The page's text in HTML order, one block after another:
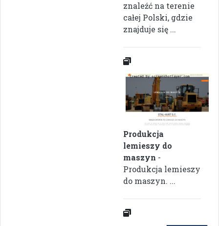
znaleźć na terenie
całej Polski, gdzie
znajduje się ...
Produkcja
lemieszy do
maszyn -
Produkcja lemieszy
do maszyn. ...